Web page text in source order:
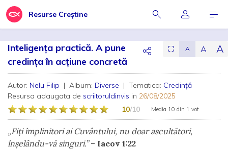
Resurse Creștine
Inteligența practică. A pune
credința în acțiune concretă
⛶ A A A
Autor: Nelu Filip | Album: Diverse | Tematica: Credință
Resursa adaugata de scriitoruldinvis in 26/08/2025
10/10 Media 10 din 1 vot
„Fiți împlinitori ai Cuvântului, nu doar ascultători,
înșelându-vă singuri.”– Iacov 1:22